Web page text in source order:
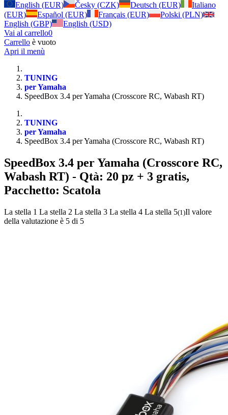
English (EUR)
Česky (CZK) Deutsch (EUR)
Italiano
(EUR)
Español (EUR) Français (EUR)
Polski (PLN)
English (GBP)
English (USD)
Vai al carrello0
Carrello è vuoto
Apri il menù
TUNING
per Yamaha
SpeedBox 3.4 per Yamaha (Crosscore RC, Wabash RT)
TUNING
per Yamaha
SpeedBox 3.4 per Yamaha (Crosscore RC, Wabash RT)
SpeedBox 3.4 per Yamaha (Crosscore RC,
Wabash RT) - Qtà: 20 pz + 3 gratis,
Pacchetto: Scatola
La stella 1 La stella 2 La stella 3 La stella 4 La stella 5(1 )Il valore
della valutazione è 5 di 5